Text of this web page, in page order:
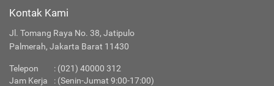
Kontak Kami
Jl. Tomang Raya No. 38, Jatipulo
Palmerah, Jakarta Barat 11430
Telepon : (021) 40000 312
Jam Kerja
: (Senin-Jumat 9:00-17:00)